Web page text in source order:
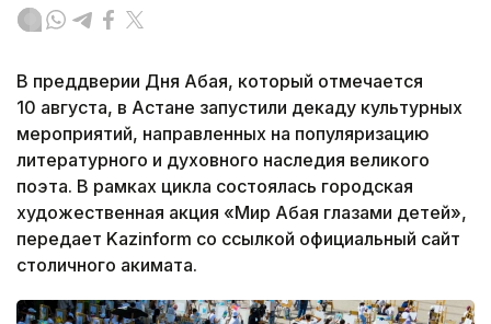
В преддверии Дня Абая, который отмечается
10 августа, в Астане запустили декаду культурных
мероприятий, направленных на популяризацию
литературного и духовного наследия великого
поэта. В рамках цикла состоялась городская
художественная акция «Мир Абая глазами детей»,
передает Kazinform со ссылкой официальный сайт
столичного акимата.